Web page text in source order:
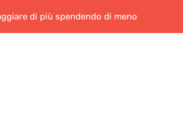
di più spendendo di meno